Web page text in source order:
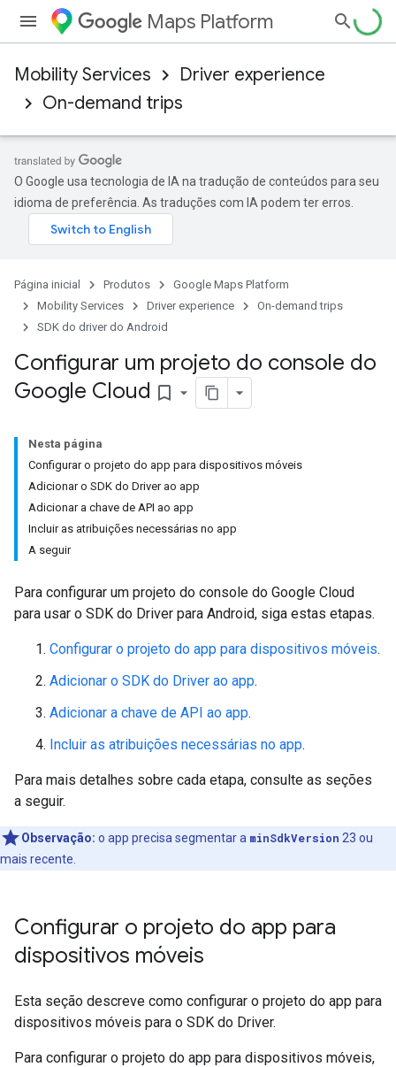
Maps Platform
Mobility Services
Driver experience
On-demand trips
O Google usa tecnologia de IA na tradução de conteúdos para seu
idioma de preferência. As traduções com IA podem ter erros.
Página inicial Produtos
Google Maps Platform
Mobility Services
Driver experience
On-demand trips
SDK do driver do Android
Configurar um projeto do console do
Google Cloud bookmark_border
Nesta página
Configurar o projeto do app para dispositivos móveis
Adicionar o SDK do Driver ao app
Adicionar a chave de API ao app
Incluir as atribuições necessárias no app
A seguir
Para configurar um projeto do console do Google Cloud
para usar o SDK do Driver para Android, siga estas etapas.
Configurar o projeto do app para dispositivos móveis.
Adicionar o SDK do Driver ao app.
Adicionar a chave de API ao app.
Incluir as atribuições necessárias no app.
Para mais detalhes sobre cada etapa, consulte as seções
a seguir.
Observação: o app precisa segmentar a minSdkVersion 23 ou
mais recente.
Configurar o projeto do app para
dispositivos móveis
Esta seção descreve como configurar o projeto do app para
dispositivos móveis para o SDK do Driver.
Para configurar o projeto do app para dispositivos móveis,